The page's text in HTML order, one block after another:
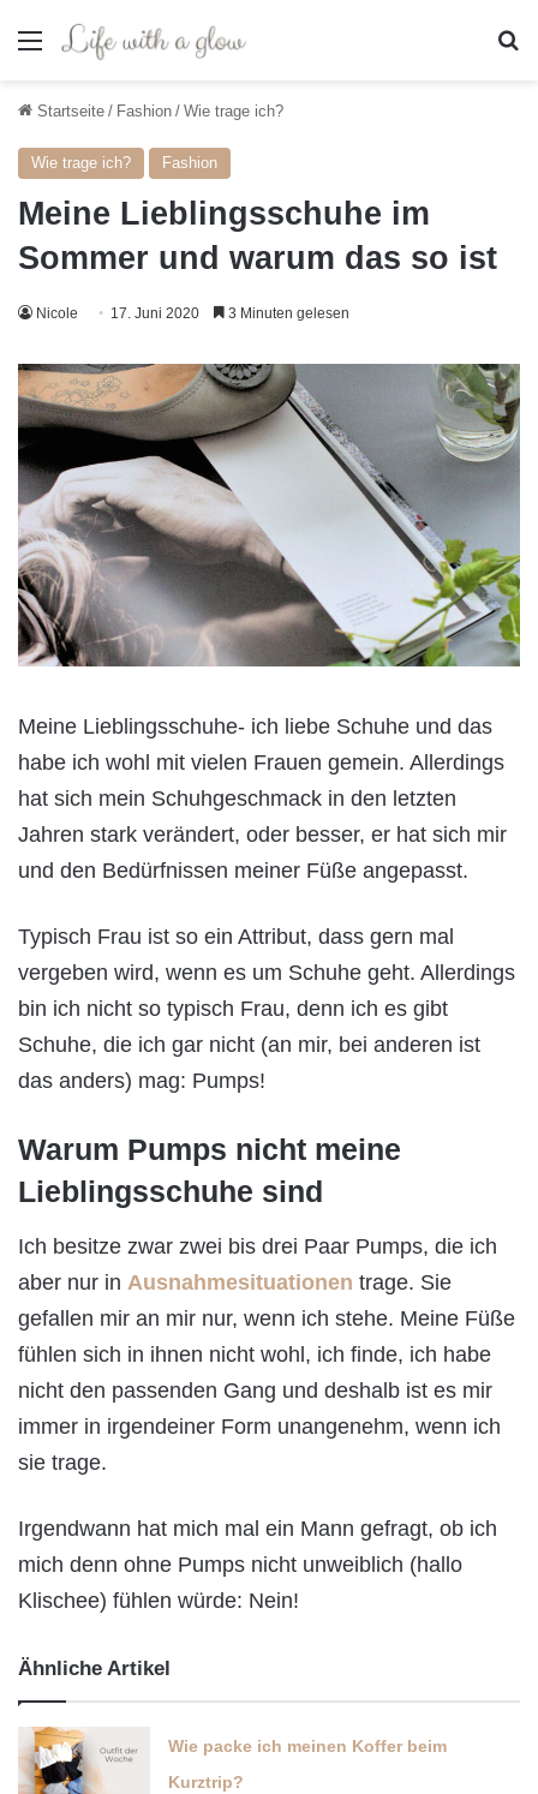
Menü
Startseite / Fashion / Wie trage ich?
Wie trage ich? Fashion
Meine Lieblingsschuhe im
Sommer und warum das so ist
Nicole 17. Juni 2020 3 Minuten gelesen
Meine Lieblingsschuhe- ich liebe Schuhe und das
habe ich wohl mit vielen Frauen gemein. Allerdings
hat sich mein Schuhgeschmack in den letzten
Jahren stark verändert, oder besser, er hat sich mir
und den Bedürfnissen meiner Füße angepasst.
Typisch Frau ist so ein Attribut, dass gern mal
vergeben wird, wenn es um Schuhe geht. Allerdings
bin ich nicht so typisch Frau, denn ich es gibt
Schuhe, die ich gar nicht (an mir, bei anderen ist
das anders) mag: Pumps!
Warum Pumps nicht meine
Lieblingsschuhe sind
Ich besitze zwar zwei bis drei Paar Pumps, die ich
aber nur in Ausnahmesituationen trage. Sie
gefallen mir an mir nur, wenn ich stehe. Meine Füße
fühlen sich in ihnen nicht wohl, ich finde, ich habe
nicht den passenden Gang und deshalb ist es mir
immer in irgendeiner Form unangenehm, wenn ich
sie trage.
Irgendwann hat mich mal ein Mann gefragt, ob ich
mich denn ohne Pumps nicht unweiblich (hallo
Klischee) fühlen würde: Nein!
Ähnliche Artikel
Wie packe ich meinen Koffer beim
Kurztrip?